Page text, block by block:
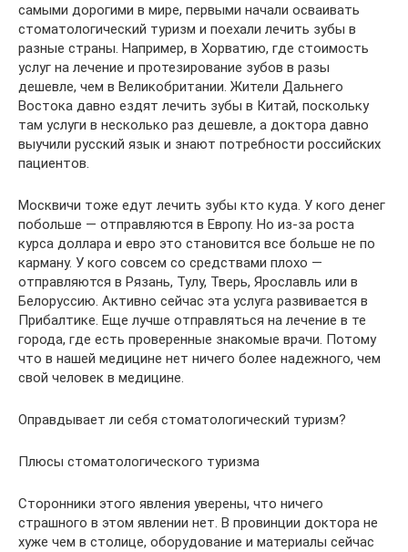
самыми дорогими в мире, первыми начали осваивать
стоматологический туризм и поехали лечить зубы в
разные страны. Например, в Хорватию, где стоимость
услуг на лечение и протезирование зубов в разы
дешевле, чем в Великобритании. Жители Дальнего
Востока давно ездят лечить зубы в Китай, поскольку
там услуги в несколько раз дешевле, а доктора давно
выучили русский язык и знают потребности российских
пациентов.
Москвичи тоже едут лечить зубы кто куда. У кого денег
побольше — отправляются в Европу. Но из-за роста
курса доллара и евро это становится все больше не по
карману. У кого совсем со средствами плохо —
отправляются в Рязань, Тулу, Тверь, Ярославль или в
Белоруссию. Активно сейчас эта услуга развивается в
Прибалтике. Еще лучше отправляться на лечение в те
города, где есть проверенные знакомые врачи. Потому
что в нашей медицине нет ничего более надежного, чем
свой человек в медицине.
Оправдывает ли себя стоматологический туризм?
Плюсы стоматологического туризма
Сторонники этого явления уверены, что ничего
страшного в этом явлении нет. В провинции доктора не
хуже чем в столице, оборудование и материалы сейчас